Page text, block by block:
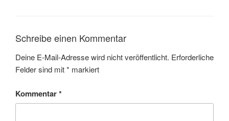
Schreibe einen Kommentar
Deine E-Mail-Adresse wird nicht veröffentlicht. Erforderliche
Felder sind mit* markiert
Kommentar*